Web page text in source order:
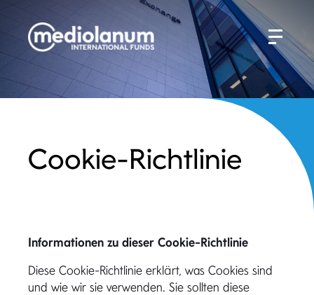
Cookie-Richtlinie
Informationen zu dieser Cookie-Richtlinie
Diese Cookie-Richtlinie erklärt, was Cookies sind
und wie wir sie verwenden. Sie sollten diese